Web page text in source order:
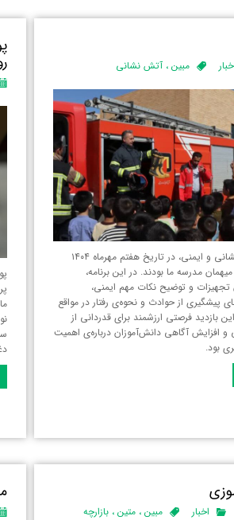
مبین، آتش نشانی
به مناسبت روز آتش‌نشانی و ایمنی، در تاریخ هفتم مهرماه ۱۴۰۴
مدرسه ما بودند. در این برنامه،
و توضیح نکات مهم ایمنی،
پیشگیری از حوادث و نحوه‌ی رفتار در مواقع
بازدید فرصتی ارزشمند برای قدردانی از
و افزایش آگاهی دانش‌آموزان درباره‌ی اهمیت
بود.
اخبار مبین، متین، بازارچه